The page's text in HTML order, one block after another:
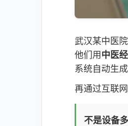
武汉某中医
他们用中医
系统自动生
再通过互联
不是设备